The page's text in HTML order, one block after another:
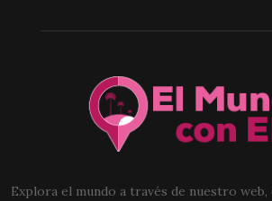
Explora el mundo a través de nuestro